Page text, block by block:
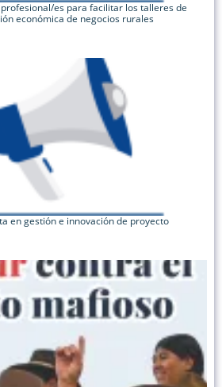
es para facilitar los talleres de
económica de negocios rurales
en gestión e innovación de proyecto